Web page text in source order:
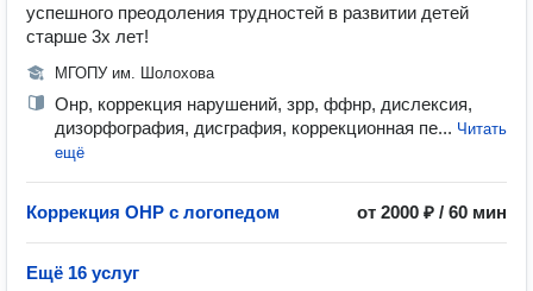
успешного преодоления трудностей в развитии детей
старше 3х лет!
МГОПУ им. Шолохова
Онр, коррекция нарушений, зрр, ффнр, дислексия,
дизорфография, дисграфия, коррекционная пе... Читать
ещё
Коррекция ОНР с логопедом от 2000 ₽ / 60 мин
Ещё 16 услуг